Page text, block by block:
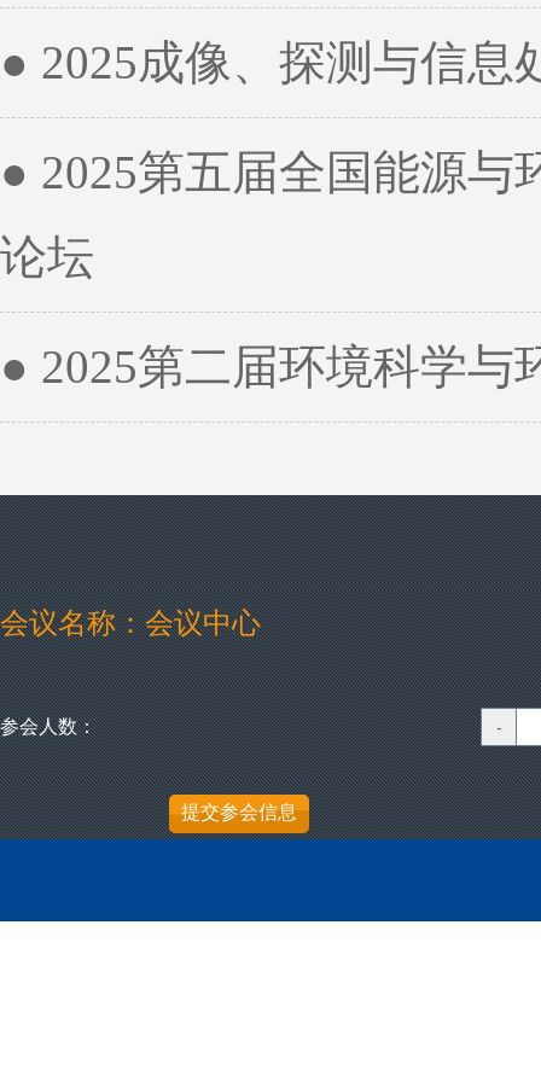
● 2025成像、探测与信息
● 2025第五届全国能源与
论坛
● 2025第二届环境科学与
会议名称：会议中心
参会人数：